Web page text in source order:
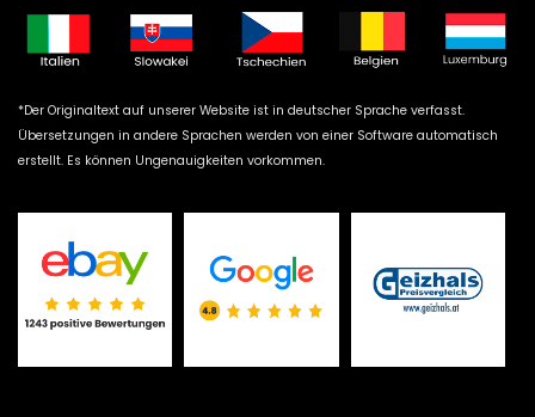
*Der Originaltext auf unserer Website ist in deutscher Sprache verfasst.
Übersetzungen in andere Sprachen werden von einer Software automatisch
erstellt. Es können Ungenauigkeiten vorkommen.